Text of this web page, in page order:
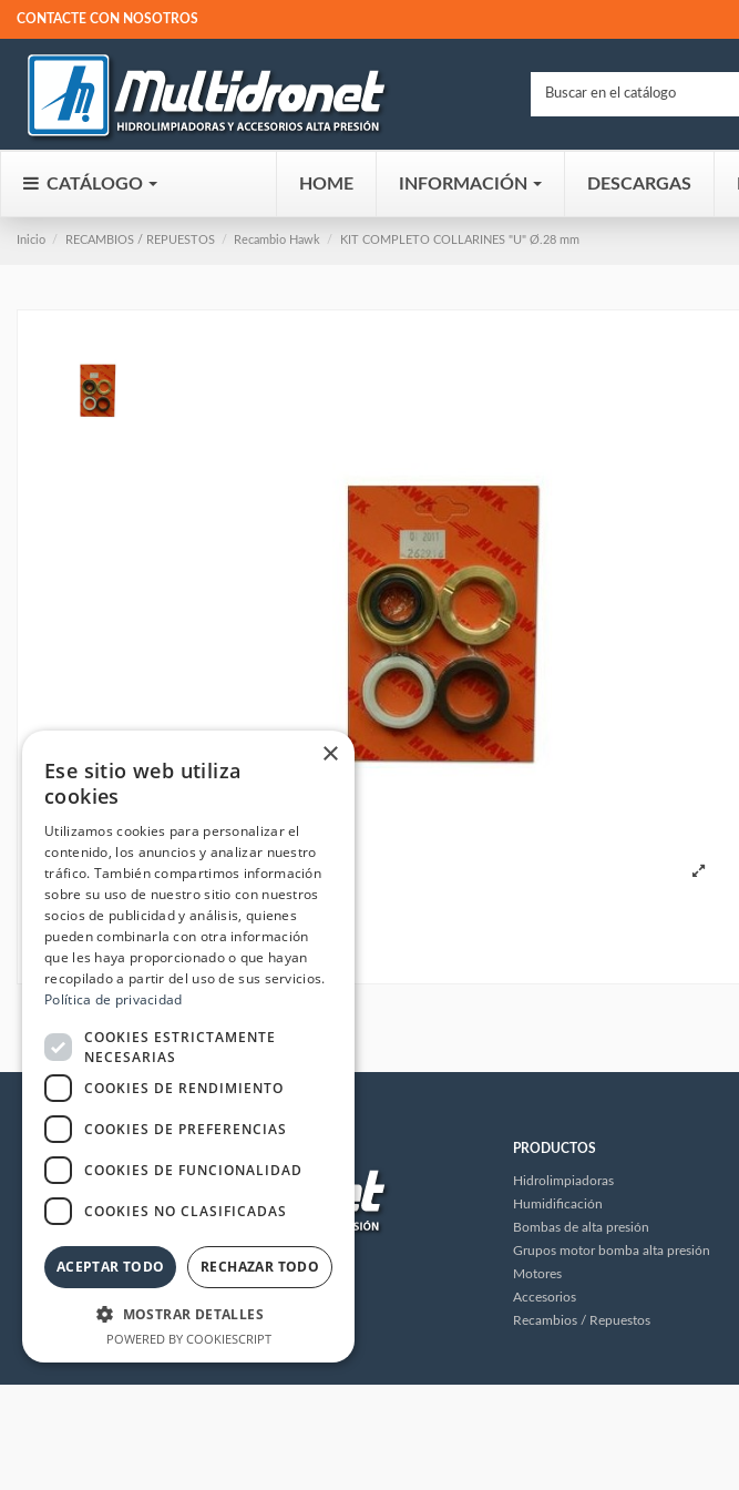
CONTACTE CON NOSOTROS
CATÁLOGO HOME INFORMACIÓN DESCARGAS
Inicio RECAMBIOS / REPUESTOS Recambio Hawk KIT COMPLETO COLLARINES "U" Ø.28 mm
PRODUCTOS
Hidrolimpiadoras
Humidificación
Bombas de alta presión
Grupos motor bomba alta presión
Motores
Accesorios
Recambios / Repuestos
×
Ese sitio web utiliza
cookies
Utilizamos cookies para personalizar el
contenido, los anuncios y analizar nuestro
tráfico. También compartimos información
sobre su uso de nuestro sitio con nuestros
socios de publicidad y análisis, quienes
pueden combinarla con otra información
que les haya proporcionado o que hayan
recopilado a partir del uso de sus servicios.
Política de privacidad
COOKIES ESTRICTAMENTE
NECESARIAS
COOKIES DE RENDIMIENTO
COOKIES DE PREFERENCIAS
COOKIES DE FUNCIONALIDAD
COOKIES NO CLASIFICADAS
ACEPTAR TODO RECHAZAR TODO
MOSTRAR DETALLES
POWERED BY COOKIESCRIPT